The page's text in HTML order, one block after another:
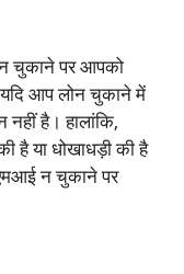
चुकाने पर आपको
आप लोन चुकाने में
है। हालांकि,
है या धोखाधड़ी की है
न चुकाने पर